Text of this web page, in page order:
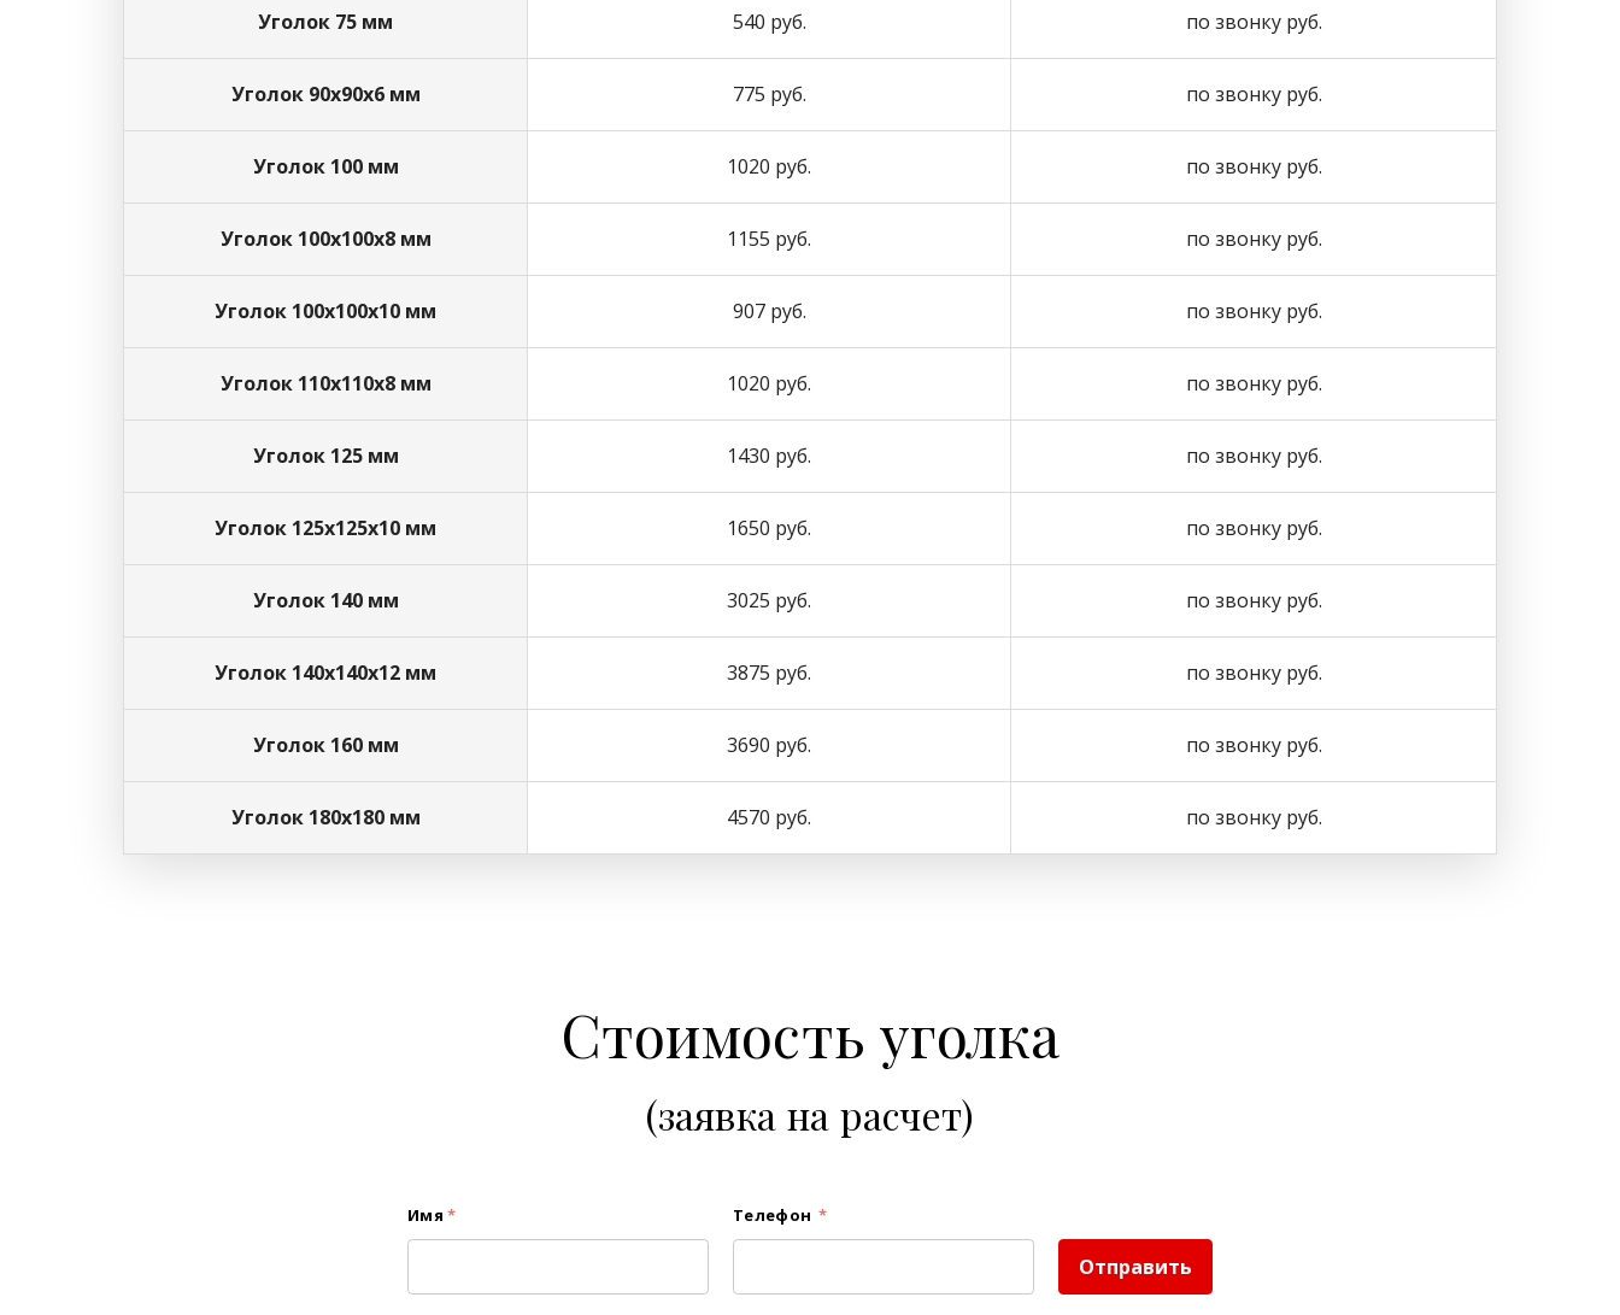
Уголок 75 мм 540 руб. по звонку руб.
Уголок 90х90х6 мм 775 руб. по звонку руб.
Уголок 100 мм 1020 руб. по звонку руб.
Уголок 100х100х8 мм 1155 руб. по звонку руб.
Уголок 100х100х10 мм 907 руб. по звонку руб.
Уголок 110х110х8 мм 1020 руб. по звонку руб.
Уголок 125 мм 1430 руб. по звонку руб.
Уголок 125х125х10 мм 1650 руб. по звонку руб.
Уголок 140 мм 3025 руб. по звонку руб.
Уголок 140х140х12 мм 3875 руб. по звонку руб.
Уголок 160 мм 3690 руб. по звонку руб.
Уголок 180х180 мм 4570 руб. по звонку руб.
Стоимость уголка
(заявка на расчет)
Имя * Телефон *
Отправить